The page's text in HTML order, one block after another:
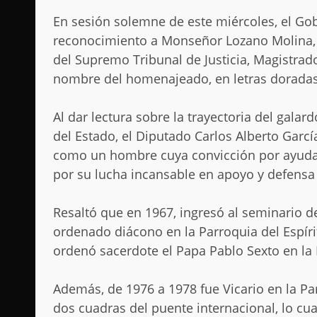
En sesión solemne de este miércoles, el
reconocimiento a Monseñor Lozano
del Supremo Tribunal de Justicia,
nombre del homenajeado, en letras
Al dar lectura sobre la trayectoria del
del Estado, el Diputado Carlos Alberto
como un hombre cuya convicción por
por su lucha incansable en apoyo y
Resaltó que en 1967, ingresó al seminario
ordenado diácono en la Parroquia del
ordenó sacerdote el Papa Pablo Sexto en
Además, de 1976 a 1978 fue Vicario en la
dos cuadras del puente internacional, lo